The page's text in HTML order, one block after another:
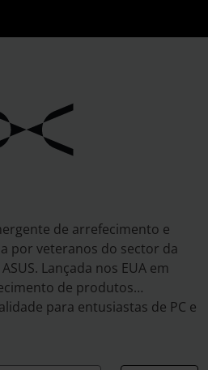
de arrefecimento e
por veteranos do sector da
Lançada nos EUA em
de produtos
para entusiastas de PC e
de topo de gama, a TRYX